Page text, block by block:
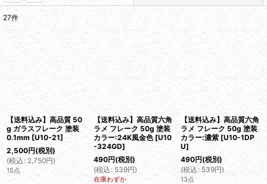
在庫あり
絞り込む
27件
【送料込み】高品質 50
g ガラスフレーク 塗装
0.1mm [U10-21]
2,500円(税別)
(税込 : 2,750円)
15点
【送料込み】高品質六角
ラメ フレーク 50g 塗装
カラー:24K風金色 [U10
-324GD]
490円(税別)
(税込 : 539円)
在庫わずか
【送料込み】高品質六角
ラメ フレーク 50g 塗装
カラー:濃紫 [U10-1DP
U]
490円(税別)
(税込 : 539円)
13点